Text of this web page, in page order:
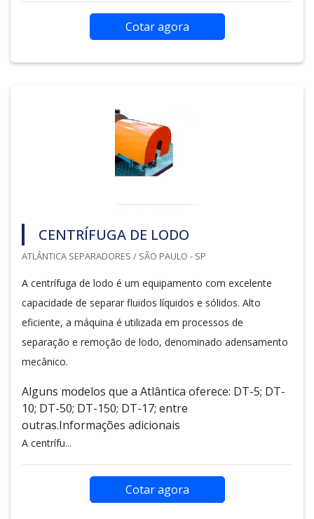
Cotar agora
CENTRÍFUGA DE LODO
ATLÂNTICA SEPARADORES / SÃO PAULO - SP
A centrífuga de lodo é um equipamento com excelente
capacidade de separar fluidos líquidos e sólidos. Alto
eficiente, a máquina é utilizada em processos de
separação e remoção de lodo, denominado adensamento
mecânico.
Alguns modelos que a Atlântica oferece: DT-5; DT-
10; DT-50; DT-150; DT-17; entre
outras.Informações adicionais
A centrífu...
Cotar agora